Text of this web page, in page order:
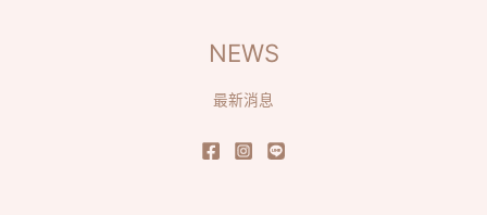
NEWS
最新消息